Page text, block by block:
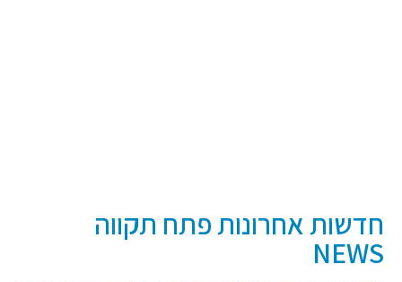
חדשות אחרונות פתח תקווה
NEWS